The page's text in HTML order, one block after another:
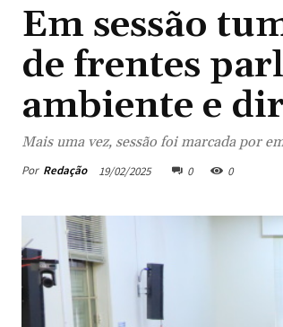
Em sessão
de frentes
ambiente e
Mais uma vez, sessão foi marcada por
Por Redação 19/02/2025 0 0